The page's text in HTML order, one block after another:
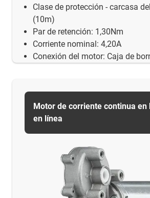
Clase de protección - carcasa
(10m)
Par de retención: 1,30Nm
Corriente nominal: 4,20A
Conexión del motor: Caja de
Motor de corriente continua en
en línea